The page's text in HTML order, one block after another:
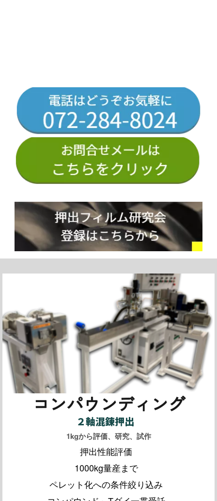
コンパウンディング
２軸混錬押出
1kgから評価、研究、試作
押出性能評価
1000kg量産まで
ペレット化への条件絞り込み